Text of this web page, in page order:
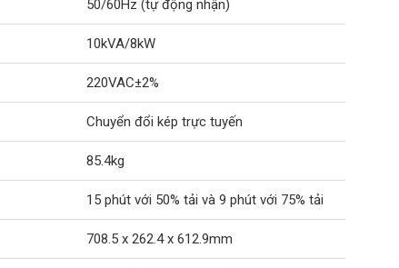
50/60Hz (tự động nhận)
10kVA/8kW
220VAC±2%
Chuyển đổi kép trực tuyến
85.4kg
15 phút với 50% tải và 9 phút với 75% tải
708.5 x 262.4 x 612.9mm